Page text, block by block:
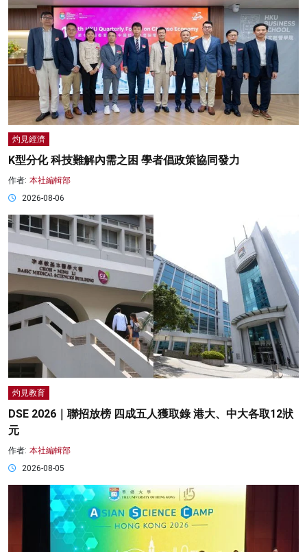
灼見經濟
K型分化 科技難解內需之困 學者倡政策協同發力
作者: 本社編輯部
2026-08-06
灼見教育
DSE 2026｜聯招放榜 四成五人獲取錄 港大、中大各取12狀
元
作者: 本社編輯部
2026-08-05